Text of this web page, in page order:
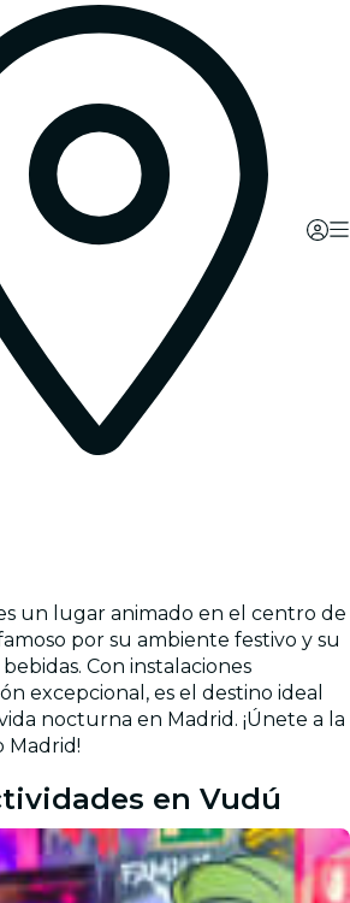
un lugar animado en el centro de
por su ambiente festivo y su
Con instalaciones
excepcional, es el destino ideal
nocturna en Madrid. ¡Únete a la
Madrid!
en Vudú